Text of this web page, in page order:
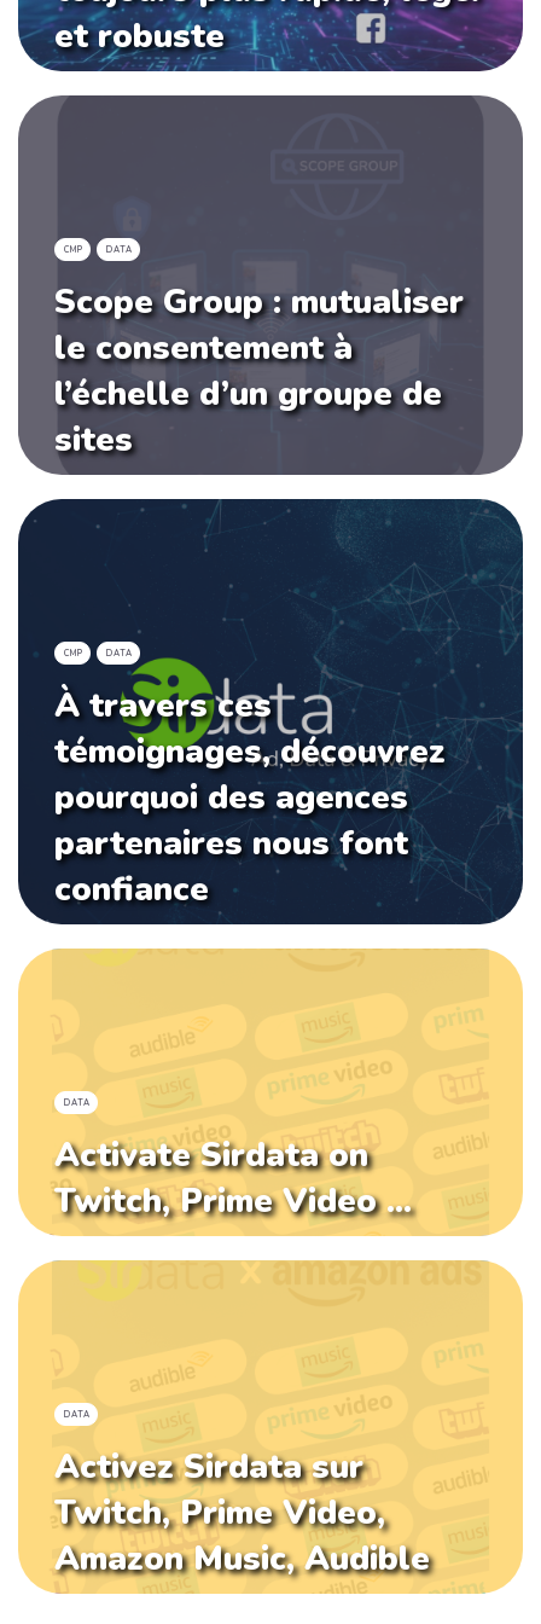
et robuste
CMP DATA
Scope Group : mutualiser
le consentement à
l’échelle d’un groupe de
sites
CMP DATA
À travers ces
témoignages, découvrez
pourquoi des agences
partenaires nous font
confiance
DATA
Activate Sirdata on
Twitch, Prime Video ...
DATA
Activez Sirdata sur
Twitch, Prime Video,
Amazon Music, Audible